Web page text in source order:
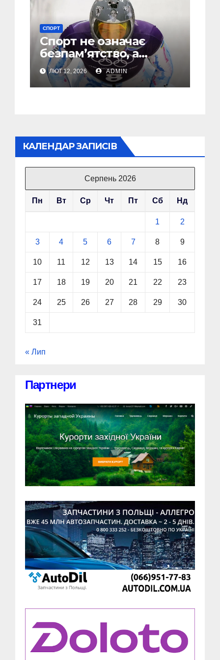
СПОРТ
Спорт не означає
безпамʼятство, а
олімпійський рух має
допомагати зупиняти
війни, а не підігравати
ЛЮТ 12, 2026 ADMIN
КАЛЕНДАР ЗАПИСІВ
Серпень 2026
Пн Вт Ср Чт Пт Сб Нд
1 2
3 4 5 6 7 8 9
10 11 12 13 14 15 16
17 18 19 20 21 22 23
24 25 26 27 28 29 30
31
« Лип
Партнери